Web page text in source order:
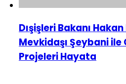
Dışişleri Bakanı
Mevkidaşı Şeybani ile
Projeleri Hayata